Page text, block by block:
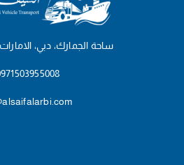
ساحة الجمارك، دبي،